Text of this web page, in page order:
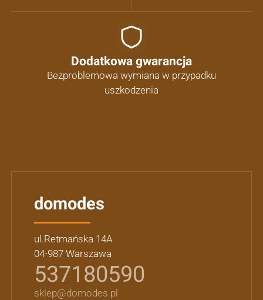
Dodatkowa gwarancja
Bezproblemowa wymiana w przypadku
uszkodzenia
domodes
ul.Retmańska 14A
04-987 Warszawa
537180590
sklep@domodes.pl